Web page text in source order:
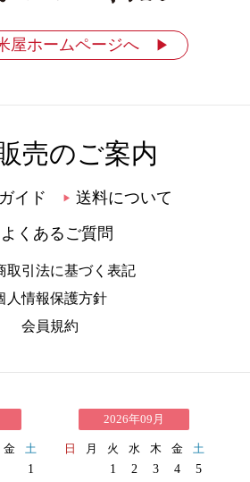
屋ホームページへ ▶
売のご案内
イド ▶ 送料について
よくあるご質問
取引法に基づく表記
人情報保護方針
会員規約
金
土
1
2026年09月
日 月 火 水 木 金
土
1
2 3 4 5